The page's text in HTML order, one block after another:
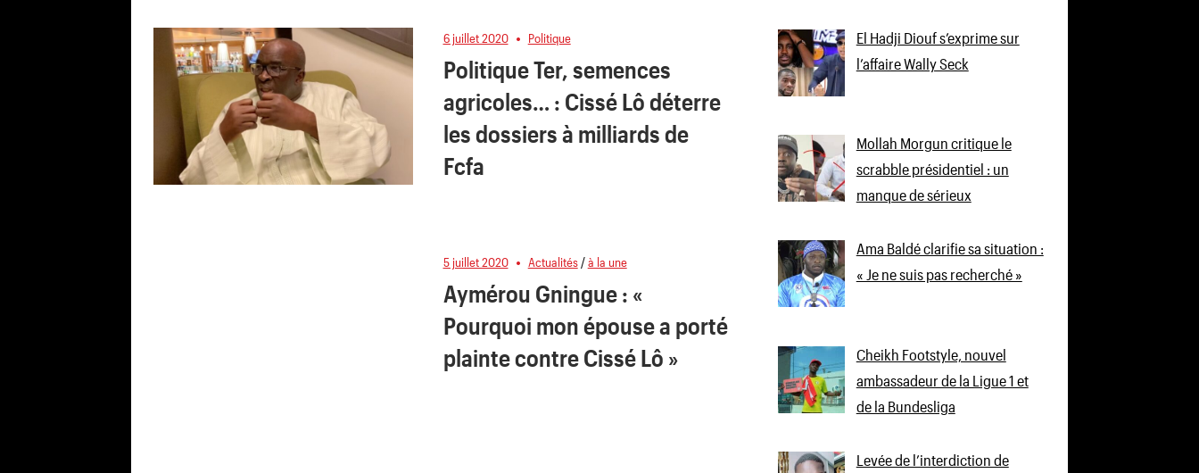
6 juillet 2020 Politique
Politique Ter, semences
agricoles… : Cissé Lô déterre
les dossiers à milliards de
Fcfa
5 juillet 2020 Actualités/à la une
Aymérou Gningue : «
Pourquoi mon épouse a porté
plainte contre Cissé Lô »
El Hadji Diouf s’exprime sur
l’affaire Wally Seck
Mollah Morgun critique le
scrabble présidentiel : un
manque de sérieux
Ama Baldé clarifie sa situation :
« Je ne suis pas recherché »
Cheikh Footstyle, nouvel
ambassadeur de la Ligue 1 et
de la Bundesliga
Levée de l’interdiction de